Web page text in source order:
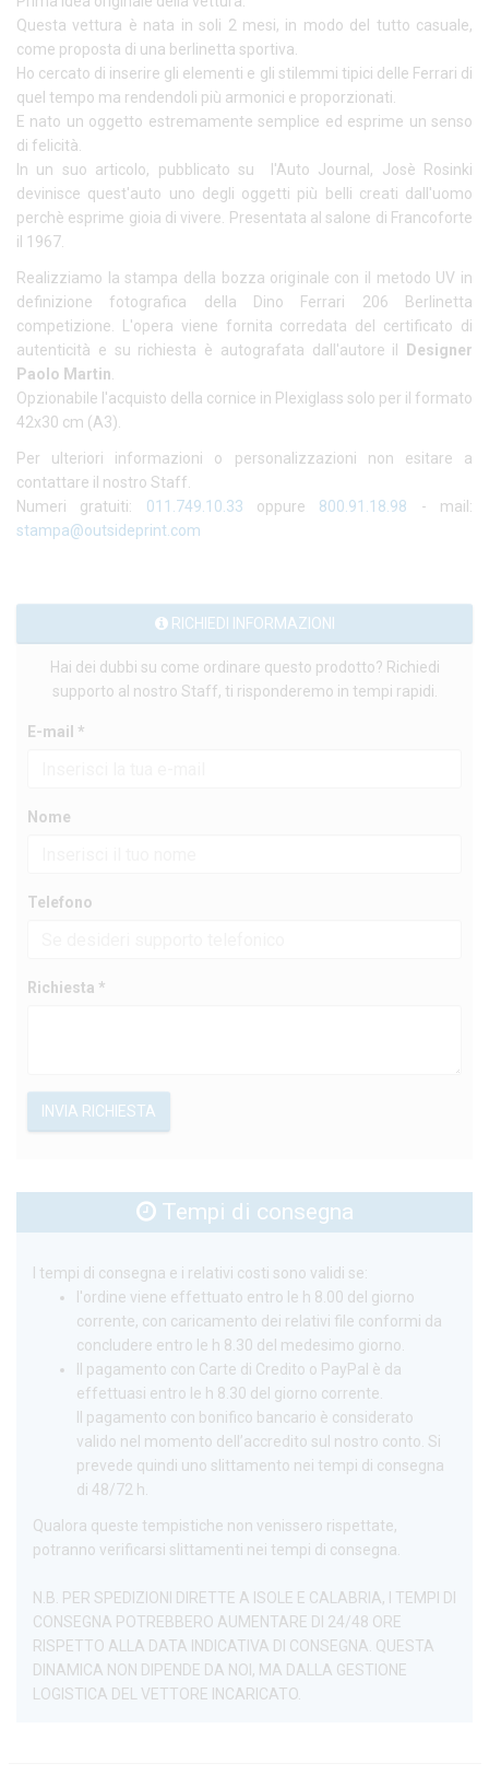
Questa vettura è nata in soli 2 mesi, in modo del tutto casuale,
come proposta di una berlinetta sportiva.
Ho cercato di inserire gli elementi e gli stilemmi tipici delle Ferrari di
quel tempo ma rendendoli più armonici e proporzionati.
E nato un oggetto estremamente semplice ed esprime un senso
di felicità.
In un suo articolo, pubblicato su l'Auto Journal, Josè Rosinki
devinisce quest'auto uno degli oggetti più belli creati dall'uomo
perchè esprime gioia di vivere. Presentata al salone di Francoforte
il 1967.
Realizziamo la stampa della bozza originale con il metodo UV in
definizione fotografica della Dino Ferrari 206 Berlinetta
competizione. L'opera viene fornita corredata del certificato di
autenticità e su richiesta è autografata dall'autore il
Designer
Paolo Martin
Opzionabile l'acquisto della cornice in Plexiglass solo per il formato
42x30 cm (A3).
Per ulteriori informazioni o personalizzazioni non esitare a
contattare il nostro Staff.
Numeri gratuiti: 011.749.10.33 oppure 800.91.18.98 - mail:
stampa@outsideprint.com
RICHIEDI INFORMAZIONI
Hai dei dubbi su come ordinare questo prodotto? Richiedi
supporto al nostro Staff, ti risponderemo in tempi rapidi.
E-mail *
Nome
Telefono
Richiesta *
INVIA RICHIESTA
Tempi di consegna
I tempi di consegna e i relativi costi sono validi se:
l'ordine viene effettuato entro le h 8.00 del giorno
corrente, con caricamento dei relativi file conformi da
concludere entro le h 8.30 del medesimo giorno.
Il pagamento con Carte di Credito o PayPal è da
effettuasi entro le h 8.30 del giorno corrente.
Il pagamento con bonifico bancario è considerato
valido nel momento dell’accredito sul nostro conto. Si
prevede quindi uno slittamento nei tempi di consegna
di 48/72 h.
Qualora queste tempistiche non venissero rispettate,
potranno verificarsi slittamenti nei tempi di consegna.
N.B. PER SPEDIZIONI DIRETTE A ISOLE E CALABRIA, I TEMPI DI
CONSEGNA POTREBBERO AUMENTARE DI 24/48 ORE
RISPETTO ALLA DATA INDICATIVA DI CONSEGNA. QUESTA
DINAMICA NON DIPENDE DA NOI, MA DALLA GESTIONE
LOGISTICA DEL VETTORE INCARICATO.